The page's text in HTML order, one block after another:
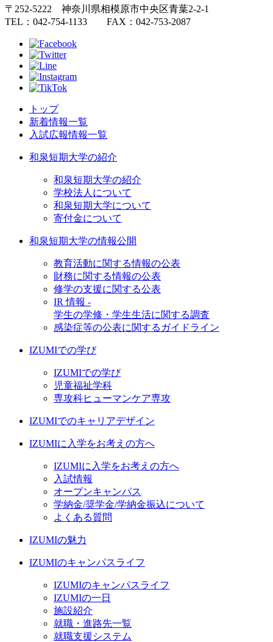
〒252-5222 神奈川県相模原市中央区青葉2-2-1
TEL：042-754-1133 FAX：042-753-2087
トップ
新着情報一覧
入試広報情報一覧
和泉短期大学の紹介
和泉短期大学の紹介
学校法人について
和泉短期大学について
寄付金について
和泉短期大学の情報公開
教育活動に関する情報の公表
財務に関する情報の公表
修学の支援に関する公表
IR 情報 -
学生の学修・学生生活に関する調査
感染症等の公表に関するガイドライン
IZUMIでの学び
IZUMIでの学び
児童福祉学科
専攻科ヒューマンケア専攻
IZUMIでのキャリアデザイン
IZUMIに入学をお考えの方へ
IZUMIに入学をお考えの方へ
入試情報
オープンキャンパス
学納金/奨学金/学納金振込について
よくある質問
IZUMIの魅力
IZUMIのキャンパスライフ
IZUMIのキャンパスライフ
IZUMIの一日
施設紹介
就職・進路先一覧
就職支援システム